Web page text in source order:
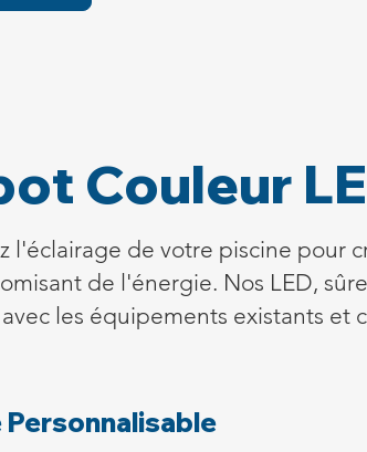
Couleur
l'éclairage de votre piscine pour
de l'énergie. Nos LED,
les équipements existants et